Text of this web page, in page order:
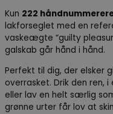
Kun 222
lakforseglet med en
vaskeægte “guilty
galskab går hånd i hånd.
Perfekt til dig, der elsker
overrasket. Drik den ren,
eller lav en helt særlig
grønne urter får lov at